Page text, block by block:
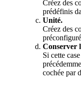
Créez des
prédéfinis
Unité.
Créez des
Conserver
Si cette
cochée par